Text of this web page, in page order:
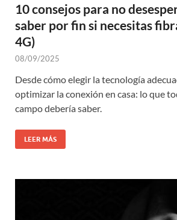
10 consejos para no
saber por fin si necesitas
4G)
08/09/2025
Desde cómo elegir la tecnología
optimizar la conexión en casa: lo que
campo debería saber.
LEER MÁS